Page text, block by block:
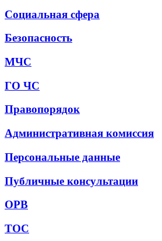
Социальная сфера
Безопасность
МЧС
ГО ЧС
Правопорядок
Административная комиссия
Персональные данные
Публичные консультации
ОРВ
ТОС